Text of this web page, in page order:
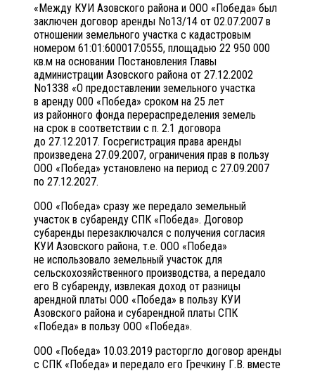
«Между КУИ Азовского района и ООО «Победа» был
заключен договор аренды No13/14 от 02.07.2007 в
отношении земельного участка с кадастровым
номером 61:01:600017:0555, площадью 22 950 000
кв.м на основании Постановления Главы
администрации Азовского района от 27.12.2002
No1338 «О предоставлении земельного участка
в аренду 000 «Победа» сроком на 25 лет
из районного фонда перераспределения земель
на срок в соответствии с п. 2.1 договора
до 27.12.2017. Госрегистрация права аренды
произведена 27.09.2007, ограничения прав в пользу
ООО «Победа» установлено на период с 27.09.2007
по 27.12.2027.
ООО «Победа» сразу же передало земельный
участок в субаренду СПК «Победа». Договор
субаренды перезаключался с получения согласия
КУИ Азовского района, т.е. ООО «Победа»
не использовало земельный участок для
сельскохозяйственного производства, а передало
его B субаренду, извлекая доход от разницы
арендной платы ООО «Победа» в пользу КУИ
Азовского района и субарендной платы СПК
«Победа» в пользу ООО «Победа».
ООО «Победа» 10.03.2019 расторгло договор аренды
с СПК «Победа» и передало его Гречкину Г.В. вместе